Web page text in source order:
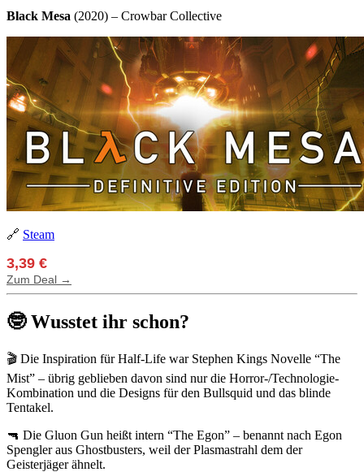
Black Mesa (2020) – Crowbar Collective
🔗 Steam
3,39 €
Zum Deal →
🤓 Wusstet ihr schon?
🎬 Die Inspiration für Half-Life war Stephen Kings Novelle “The
Mist” – übrig geblieben davon sind nur die Horror-/Technologie-
Kombination und die Designs für den Bullsquid und das blinde
Tentakel.
🔫 Die Gluon Gun heißt intern “The Egon” – benannt nach Egon
Spengler aus Ghostbusters, weil der Plasmastrahl dem der
Geisterjäger ähnelt.